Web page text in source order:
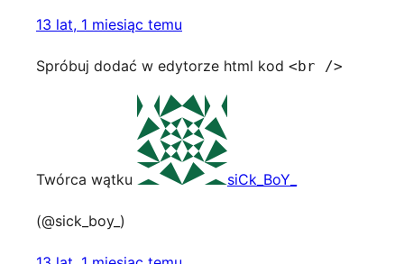
13 lat, 1 miesiąc temu
Spróbuj dodać w edytorze html kod <br />
Twórca wątku siCk_BoY_
(@sick_boy_)